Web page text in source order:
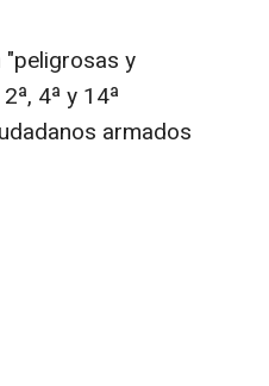
"peligrosas y
4ª y 14ª
armados